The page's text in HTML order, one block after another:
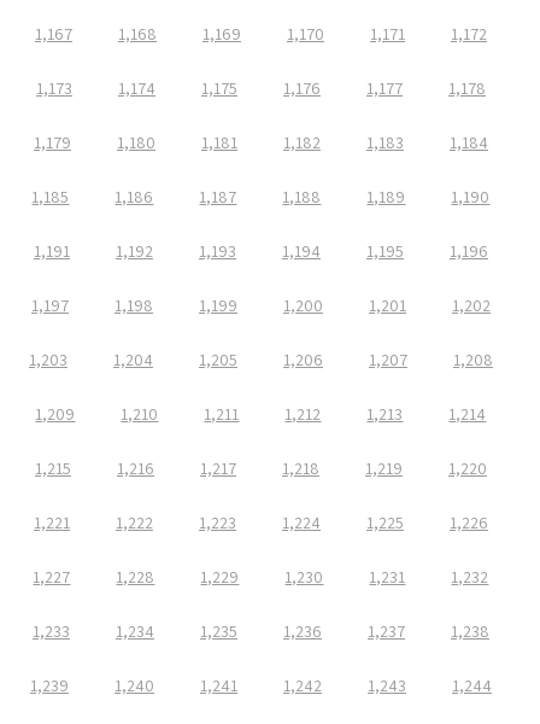
1,167 1,168 1,169 1,170 1,171 1,172
1,173 1,174 1,175 1,176 1,177 1,178
1,179 1,180 1,181 1,182 1,183 1,184
1,185 1,186 1,187 1,188 1,189 1,190
1,191 1,192 1,193 1,194 1,195 1,196
1,197 1,198 1,199 1,200 1,201 1,202
1,203 1,204 1,205 1,206 1,207 1,208
1,209 1,210 1,211 1,212 1,213 1,214
1,215 1,216 1,217 1,218 1,219 1,220
1,221 1,222 1,223 1,224 1,225 1,226
1,227 1,228 1,229 1,230 1,231 1,232
1,233 1,234 1,235 1,236 1,237 1,238
1,239 1,240 1,241 1,242 1,243 1,244